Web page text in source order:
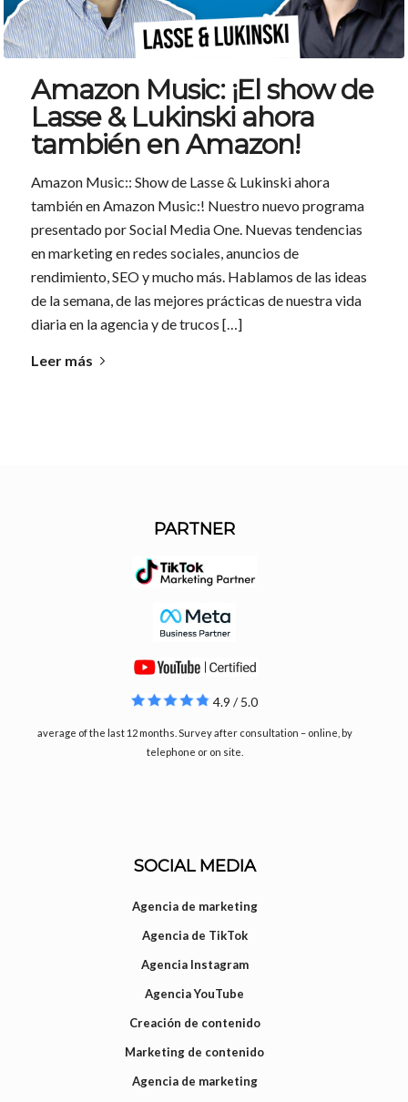
Amazon Music: ¡El show de
Lasse & Lukinski ahora
también en Amazon!
Amazon Music:: Show de Lasse & Lukinski ahora
también en Amazon Music:! Nuestro nuevo programa
presentado por Social Media One. Nuevas tendencias
en marketing en redes sociales, anuncios de
rendimiento, SEO y mucho más. Hablamos de las ideas
de la semana, de las mejores prácticas de nuestra vida
diaria en la agencia y de trucos […]
Leer más
PARTNER
4.9 / 5.0
average of the last 12 months. Survey after consultation – online, by
telephone or on site.
SOCIAL MEDIA
Agencia de marketing
Agencia de TikTok
Agencia Instagram
Agencia YouTube
Creación de contenido
Marketing de contenido
Agencia de marketing